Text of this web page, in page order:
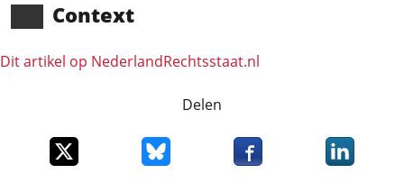
Context
Dit artikel op NederlandRechts­staat.nl
Delen
Deel dit item op XDeel dit item op Bluesky
Deel dit item opDeel dit